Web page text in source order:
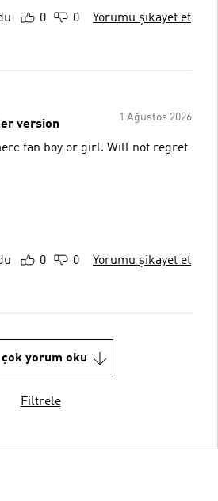
0 0 Yorumu şikayet et
1 Ağustos 2026
version
fan boy or girl. Will not regret
0 0 Yorumu şikayet et
çok yorum oku
Filtrele